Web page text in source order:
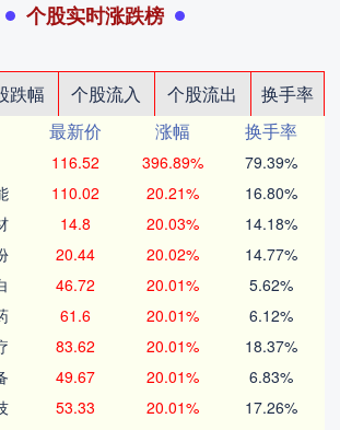
个股实时涨跌榜
跌幅 个股流入 个股流出
换手率
最新价 涨幅
换手率
116.52 396.89% 79.39%
110.02 20.21% 16.80%
14.8 20.03% 14.18%
20.44 20.02% 14.77%
46.72 20.01% 5.62%
61.6 20.01% 6.12%
83.62 20.01% 18.37%
49.67 20.01% 6.83%
53.33 20.01% 17.26%